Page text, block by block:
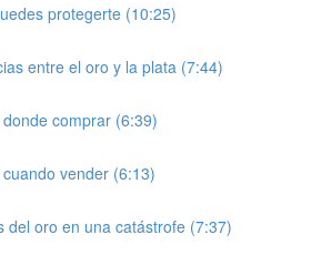
protegerte (10:25)
entre el oro y la plata (7:44)
comprar (6:39)
vender (6:13)
del oro en una catástrofe (7:37)